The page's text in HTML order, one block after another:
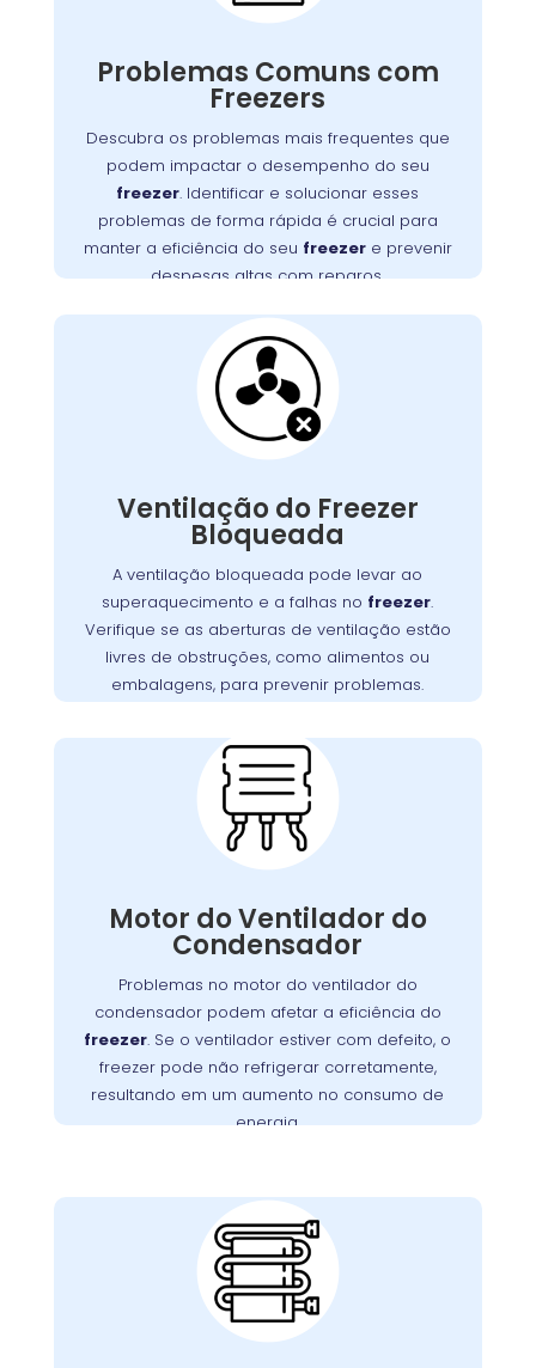
Problemas Comuns com
Freezers
Descubra os problemas mais frequentes que
podem impactar o desempenho do seu
freezer. Identificar e solucionar esses
problemas de forma rápida é crucial para
manter a eficiência do seu freezere prevenir
despesas altas com reparos.
Freezers podem apresentar diversos
desde falhas no motor até obstruções na
Detectar e resolver esses problemas
rapidamente é essencial para manter a
eficiência do seu freezer e evitar altos custos
. A
Wandertec
, no Guabirotuba,
oferece serviços especializados para
diagnosticar e corrigir esses problemas,
assegurando a durabilidade e o desempenho
Ventilação do Freezer
Bloqueada
A ventilação bloqueada pode levar ao
superaquecimento e a falhas no freezer.
Verifique se as aberturas de ventilação estão
livres de obstruções, como alimentos ou
embalagens, para prevenir problemas.
Ventilação do Freezer
Bloqueada no
Guabirotuba
Uma ventilação obstruída é um problema
do motor e falhas no sistema de refrigeração
.
Garanta que as aberturas de
alimentos ou embalagens
. Manter uma boa
ventilação é essencial para assegurar a
eficiência e a longevidade do
freezer
prevenindo custos extras com reparos.
Motor do Ventilador do
Condensador
Problemas no motor do ventilador do
condensador podem afetar a eficiência do
freezer. Se o ventilador estiver com defeito, o
freezer pode não refrigerar corretamente,
resultando em um aumento no consumo de
energia.
Problemas com o
Motor do Ventilador do
Condensador:
O motor do ventilador do condensador
do calor gerado pelo
freezer
.
Se o ventilador
não operar corretamente, o freezer pode ter
no Guabirotuba realiza
motores defeituosos, assegurando que seu
Limpeza das
Serpentinas do
Condensador no
Guabirotuba